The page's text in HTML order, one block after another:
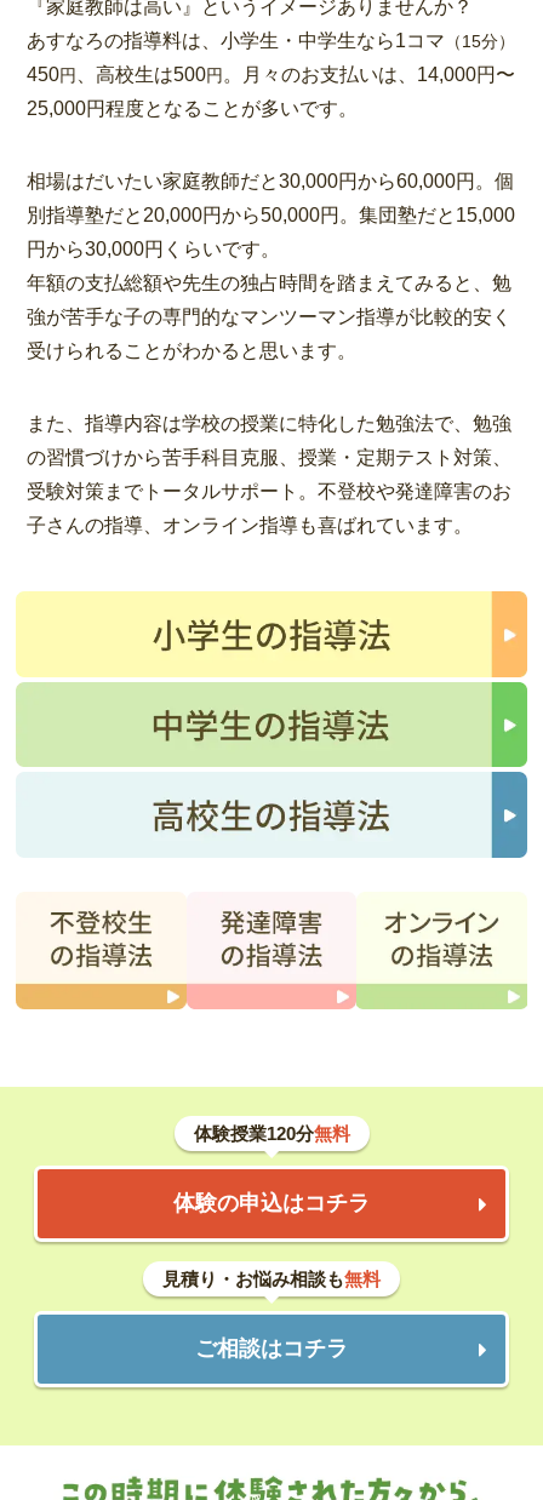
『家庭教師は高い』というイメージありませんか？
あすなろの指導料は、小学生・中学生なら1コマ （15分）
450円 、高校生は500円 。月々のお支払いは、14,000円〜
25,000円程度となることが多いです。
相場はだいたい家庭教師だと30,000円から60,000円。個
別指導塾だと20,000円から50,000円。集団塾だと15,000
円から30,000円くらいです。
年額の支払総額や先生の独占時間を踏まえてみると、勉
強が苦手な子の専門的なマンツーマン指導が比較的安く
受けられることがわかると思います。
また、指導内容は学校の授業に特化した勉強法で、勉強
の習慣づけから苦手科目克服、授業・定期テスト対策、
受験対策までトータルサポート。不登校や発達障害のお
子さんの指導、オンライン指導も喜ばれています。
体験授業120分無料
体験の申込はコチラ
見積り・お悩み相談も無料
ご相談はコチラ